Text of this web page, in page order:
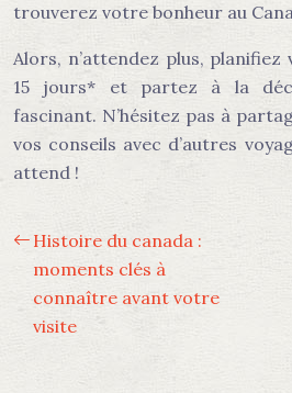
trouverez votre bonheur au
Alors, n’attendez plus, planifiez
15 jours* et partez à la
fascinant. N’hésitez pas à
vos conseils avec d’autres
attend !
Histoire du canada :
moments clés à
connaître avant votre
visite